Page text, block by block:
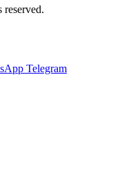
Telegram